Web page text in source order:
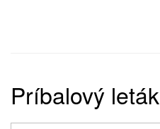
Príbalový leták